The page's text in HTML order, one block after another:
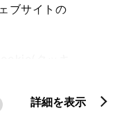
ブサイトの
詳細を表示